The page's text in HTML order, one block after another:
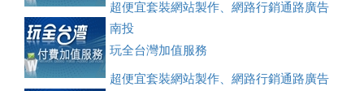
超便宜套裝網站製作、網路行銷通路廣告
刊登、訂房系統、客房委託旅行社銷售，全面優惠中....
南投
玩全台灣加值服務
超便宜套裝網站製作、網路行銷通路廣告